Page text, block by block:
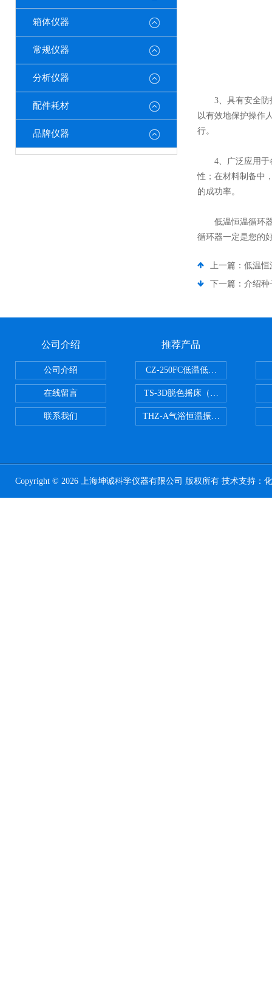
箱体仪器
常规仪器
分析仪器
配件耗材
品牌仪器
3、具有安全防护
以有效地保护操作
行。
4、广泛应用于各
性；在材料制备中
的成功率。
低温恒温循环器
循环器一定是您的
上一篇： 低温恒
下一篇： 介绍种
公司介绍
公司介绍
在线留言
联系我们
推荐产品
CZ-250FC低温低湿种子储藏柜
TS-3D脱色摇床（三维运动）
THZ-A气浴恒温振荡器
Copyright © 2026 上海坤诚科学仪器有限公司 版权所有 技术支持：